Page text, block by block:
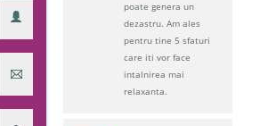
poate genera un
dezastru. Am ales
pentru tine 5 sfaturi
care iti vor face
intalnirea mai
relaxanta.